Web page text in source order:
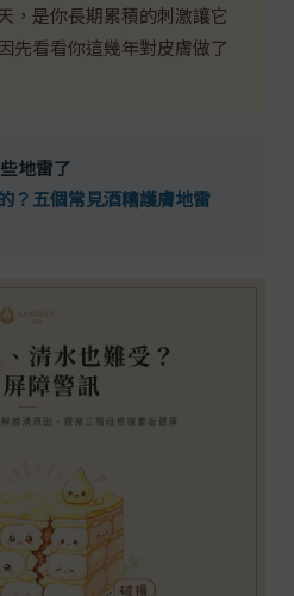
，是你長期累積的刺激讓它
先看看你這幾年對皮膚做了
地雷了
？五個常見酒糟護膚地雷